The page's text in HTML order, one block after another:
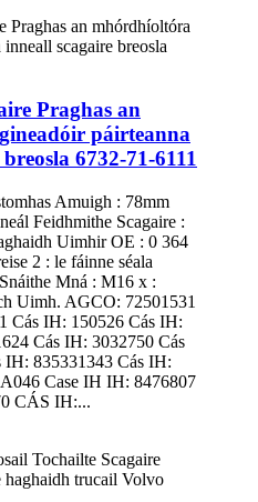
Praghas an
páirteanna
6732-71-6111
Amuigh : 78mm
Feidhmithe Scagaire :
Uimhir OE : 0 364
2 : le fáinne séala
Mná : M16 x :
Uimh. AGCO: 72501531
Cás IH: 150526 Cás IH:
Cás IH: 3032750 Cás
835331343 Cás IH:
Case IH IH: 8476807
CÁS IH:...